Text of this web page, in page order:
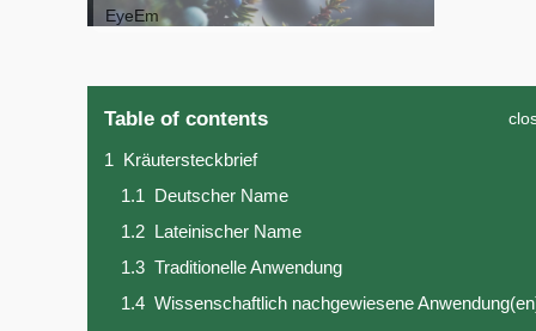
EyeEm
Table of contents
1 Kräutersteckbrief
1.1 Deutscher Name
1.2 Lateinischer Name
1.3 Traditionelle Anwendung
1.4 Wissenschaftlich nachgewiesene